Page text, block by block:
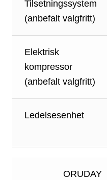
Tilsetningssystem
(anbefalt valgfritt)
Elektrisk
kompressor
(anbefalt valgfritt)
Ledelsesenhet
ORUDAY